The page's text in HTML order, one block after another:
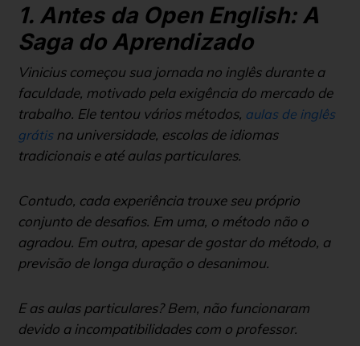
1. Antes da Open English: A
Saga do Aprendizado
Vinicius começou sua jornada no inglês durante a
faculdade, motivado pela exigência do mercado de
trabalho. Ele tentou vários métodos, aulas de inglês
grátis na universidade, escolas de idiomas
tradicionais e até aulas particulares.
Contudo, cada experiência trouxe seu próprio
conjunto de desafios. Em uma, o método não o
agradou. Em outra, apesar de gostar do método, a
previsão de longa duração o desanimou.
E as aulas particulares? Bem, não funcionaram
devido a incompatibilidades com o professor.